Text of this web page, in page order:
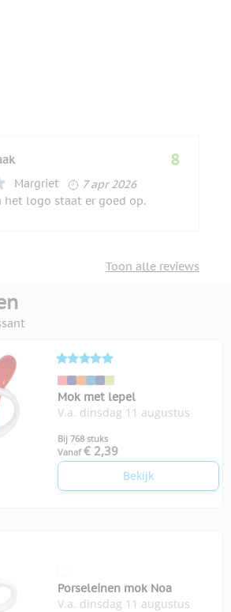
Margriet
7 april 2026
7 apr 2026
8
het logo staat er goed op.
Toon alle reviews
Mok met lepel
V.a. dinsdag 11 augustus
Bij 768 stuks
Vanaf € 2,39
Bekijk
Porseleinen mok Noa
V.a. dinsdag 11 augustus